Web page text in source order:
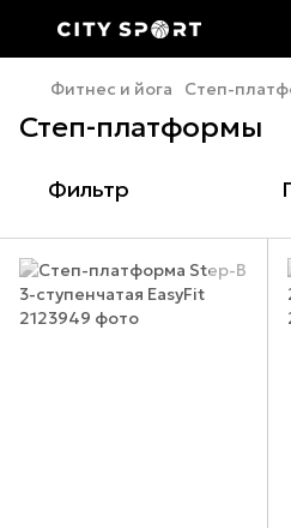
Фитнес и йога Степ-
Степ-платформы
Фильтр